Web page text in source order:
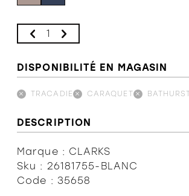
DISPONIBILITÉ EN MAGASIN
TRACADIE CARAQUET
DESCRIPTION
Marque : CLARKS
Sku : 26181755-BLANC
Code : 35658